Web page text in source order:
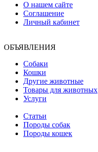
О нашем сайте
Соглашение
Личный кабинет
ОБЪЯВЛЕНИЯ
Собаки
Кошки
Другие животные
Товары для животных
Услуги
Статьи
Породы собак
Породы кошек